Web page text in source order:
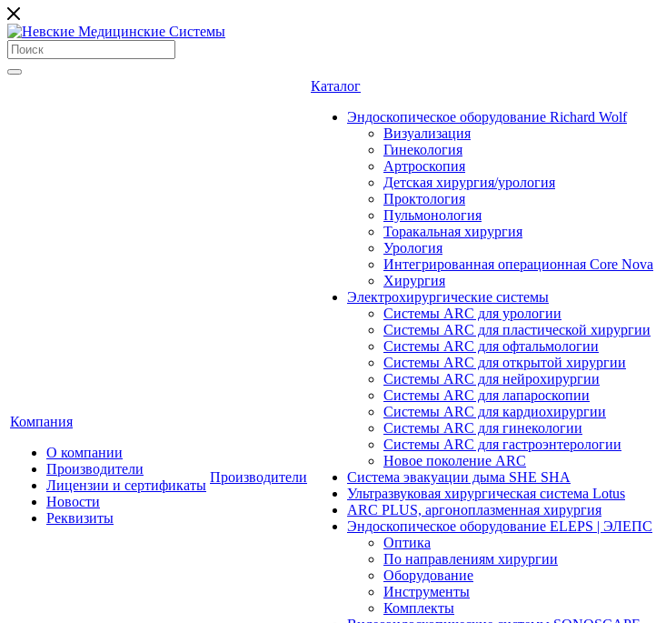
Компания
О компании
Производители
Лицензии и сертификаты
Новости
Реквизиты
Производители
Каталог
Эндоскопическое оборудование Richard Wolf
Визуализация
Гинекология
Артроскопия
Детская хирургия/урология
Проктология
Пульмонология
Торакальная хирургия
Урология
Интегрированная операционная Core Nova
Хирургия
Электрохирургические системы
Системы ARC для урологии
Системы ARC для пластической хирургии
Системы ARC для офтальмологии
Системы ARC для открытой хирургии
Системы ARC для нейрохирургии
Системы ARC для лапароскопии
Системы ARC для кардиохирургии
Системы ARC для гинекологии
Системы ARC для гастроэнтерологии
Новое поколение ARC
Система эвакуации дыма SHE SHA
Ультразвуковая хирургическая система Lotus
ARC PLUS, аргоноплазменная хирургия
Эндоскопическое оборудование ELEPS | ЭЛЕПС
Оптика
По направлениям хирургии
Оборудование
Инструменты
Комплекты